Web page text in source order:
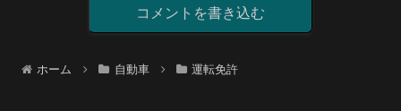
コメントを書き込む
ホーム 自動車 運転免許